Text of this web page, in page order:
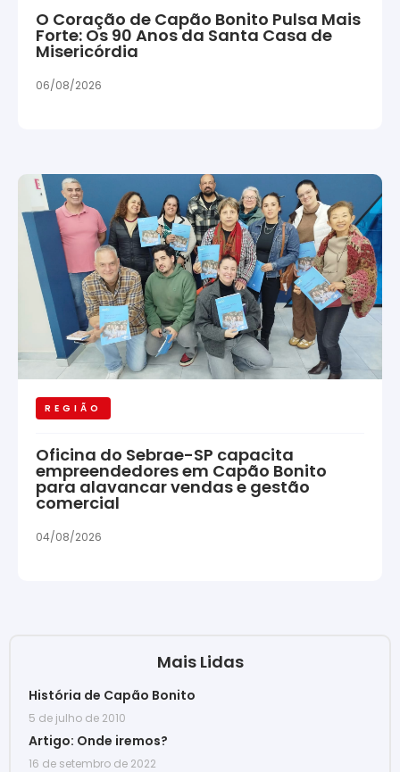
O Coração de Capão Bonito Pulsa Mais
Forte: Os 90 Anos da Santa Casa de
Misericórdia
06/08/2026
REGIÃO
Oficina do Sebrae-SP capacita
empreendedores em Capão Bonito
para alavancar vendas e gestão
comercial
04/08/2026
Mais Lidas
História de Capão Bonito
5 de julho de 2010
Artigo: Onde iremos?
16 de setembro de 2022